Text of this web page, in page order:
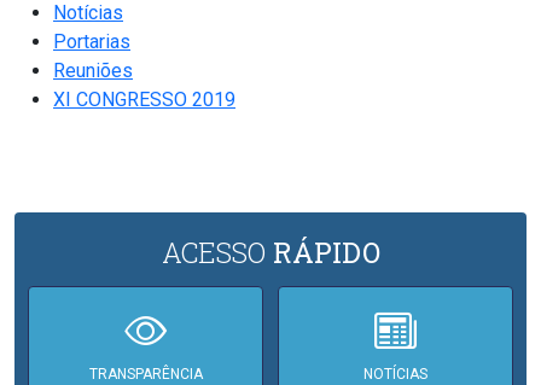
Notícias
Portarias
Reuniões
XI CONGRESSO 2019
ACESSO RÁPIDO
TRANSPARÊNCIA NOTÍCIAS